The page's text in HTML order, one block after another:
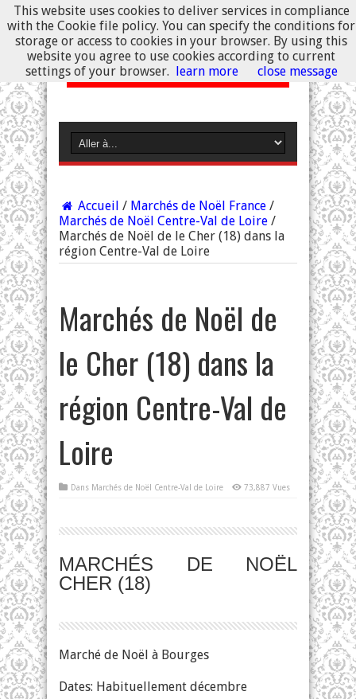
Accueil / Marchés de Noël France /
Marchés de Noël Centre-Val de Loire /
Marchés de Noël de le Cher (18) dans la
région Centre-Val de Loire
Marchés de Noël de
le Cher (18) dans la
région Centre-Val de
Loire
Dans Marchés de Noël Centre-Val de Loire 73,887 Vues
MARCHÉS DE NOËL
CHER (18)
Marché de Noël à Bourges
Dates: Habituellement décembre
This website uses cookies to deliver services in compliance
with the Cookie file policy. You can specify the conditions for
storage or access to cookies in your browser. By using this
website you agree to use cookies according to current
settings of your browser. learn more close message